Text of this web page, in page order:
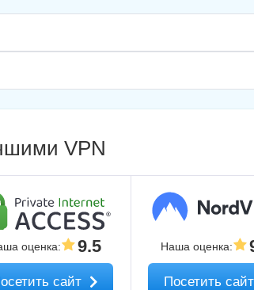
VPN
оценка: 9.5
сайт
Наша оценка:
Посетить